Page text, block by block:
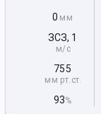
0 мм
ЗСЗ, 1
м/с
755
мм рт.ст.
93%